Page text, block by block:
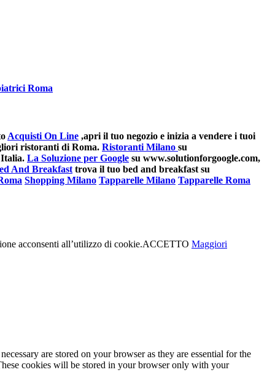
Roma
Acquisti On Line ,apri il tuo negozio e inizia a vendere i tuoi
ristoranti di Roma. Ristoranti Milano su
La Soluzione per Google su www.solutionforgoogle.com,
And Breakfast trova il tuo bed and breakfast su
Shopping Milano Tapparelle Milano Tapparelle Roma
acconsenti all’utilizzo di cookie.ACCETTO Maggiori
are stored on your browser as they are essential for the
cookies will be stored in your browser only with your